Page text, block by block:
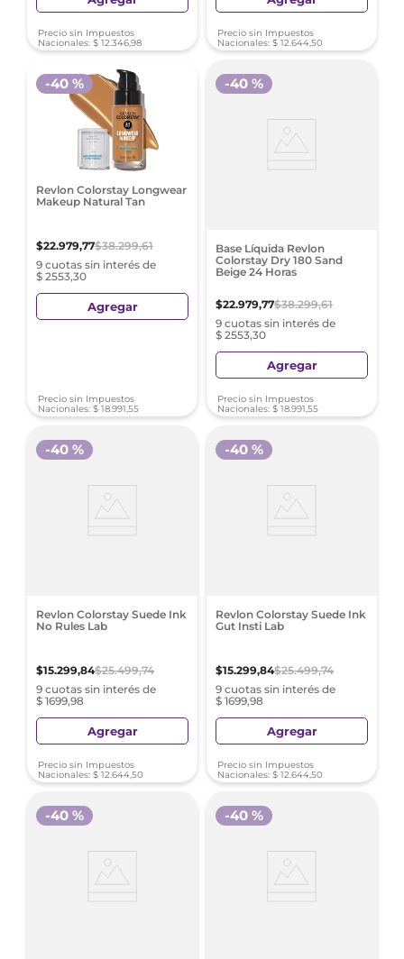
Precio sin Impuestos
Nacionales: $ 12.346,98
Precio sin Impuestos
Nacionales: $ 12.644,50
Revlon Colorstay Longwear
Makeup Natural Tan
$22.979,77$38.299,61
9 cuotas sin interés de
$ 2553,30
-40 %
Agregar
Precio sin Impuestos
Nacionales: $ 18.991,55
Base Líquida Revlon
Colorstay Dry 180 Sand
Beige 24 Horas
$22.979,77$38.299,61
9 cuotas sin interés de
$ 2553,30
-40 %
Agregar
Precio sin Impuestos
Nacionales: $ 18.991,55
Revlon Colorstay Suede Ink
No Rules Lab
$15.299,84$25.499,74
9 cuotas sin interés de
$ 1699,98
-40 %
Agregar
Precio sin Impuestos
Nacionales: $ 12.644,50
Revlon Colorstay Suede Ink
Gut Insti Lab
$15.299,84$25.499,74
9 cuotas sin interés de
$ 1699,98
-40 %
Agregar
Precio sin Impuestos
Nacionales: $ 12.644,50
-40 % -40 %